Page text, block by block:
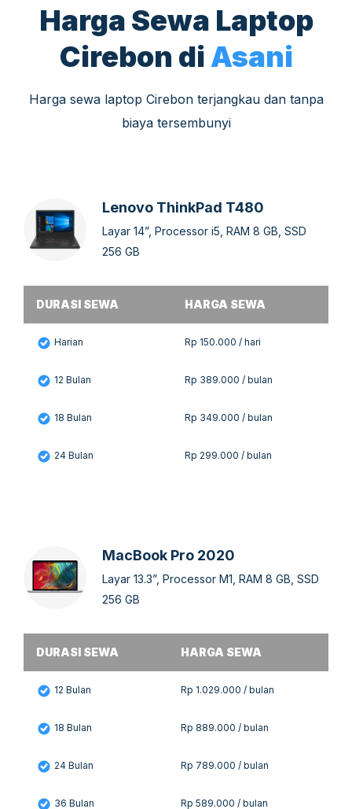
Harga Sewa Laptop
Cirebon diAsani
Harga sewa laptop Cirebon terjangkau dan tanpa
biaya tersembunyi
Lenovo ThinkPad T480
Layar 14”, Processor i5, RAM 8 GB, SSD
256 GB
DURASI SEWA HARGA SEWA
Harian Rp 150.000 / hari
12 Bulan Rp 389.000 / bulan
18 Bulan Rp 349.000 / bulan
24 Bulan Rp 299.000 / bulan
MacBook Pro 2020
Layar 13.3”, Processor M1, RAM 8 GB, SSD
256 GB
DURASI SEWA HARGA SEWA
12 Bulan Rp 1.029.000 / bulan
18 Bulan Rp 889.000 / bulan
24 Bulan Rp 789.000 / bulan
36 Bulan Rp 589.000 / bulan